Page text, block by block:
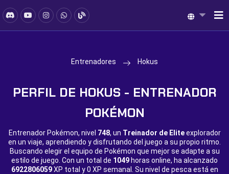
Entrenadores Hokus
PERFIL DE HOKUS - ENTRENADOR
POKÉMON
Entrenador Pokémon, nivel 748, un Treinador de Eliteexplorador
en un viaje, aprendiendo y disfrutando del juego a su propio ritmo.
Buscando elegir el equipo de Pokémon que mejor se adapte a su
estilo de juego. Con un total de 1049 horas online, ha alcanzado
6922806059XP total y0 XP semanal. Su nivel de pesca está en